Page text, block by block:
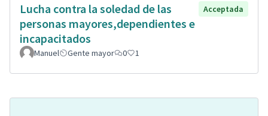
Lucha contra la soledad de las
personas mayores,dependientes e
incapacitados
Acceptada
Manuel Gente mayor 0 1